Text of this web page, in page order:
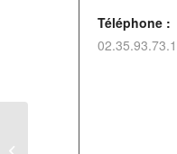
Téléphone :